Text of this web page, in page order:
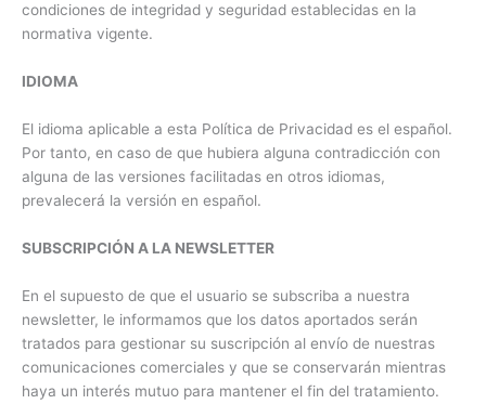
condiciones de integridad y seguridad establecidas en la
normativa vigente.
IDIOMA
El idioma aplicable a esta Política de Privacidad es el español.
Por tanto, en caso de que hubiera alguna contradicción con
alguna de las versiones facilitadas en otros idiomas,
prevalecerá la versión en español.
SUBSCRIPCIÓN A LA NEWSLETTER
En el supuesto de que el usuario se subscriba a nuestra
newsletter, le informamos que los datos aportados serán
tratados para gestionar su suscripción al envío de nuestras
comunicaciones comerciales y que se conservarán mientras
haya un interés mutuo para mantener el fin del tratamiento.